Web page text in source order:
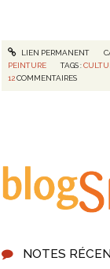
NOTES
LIEN PERMANENT
PEINTURE
TAGS :
12COMMENTAIRES